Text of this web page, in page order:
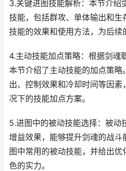
3.关键进图技能解析：本节介绍
技能，包括群攻、单体输出和
技能的效果和使用方法，为后续
4.主动技能加点策略：根据剑魂
本节介绍了主动技能的加点策
出、控制效果和冷却时间等因
况下的技能加点方案。
5.进图中的被动技能选择：被动
增益效果，能够提升剑魂的战
图中常用的被动技能，并给出优
色的实力。